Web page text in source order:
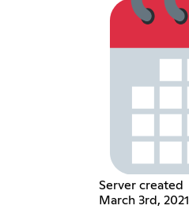
Server created
March 3rd, 2021